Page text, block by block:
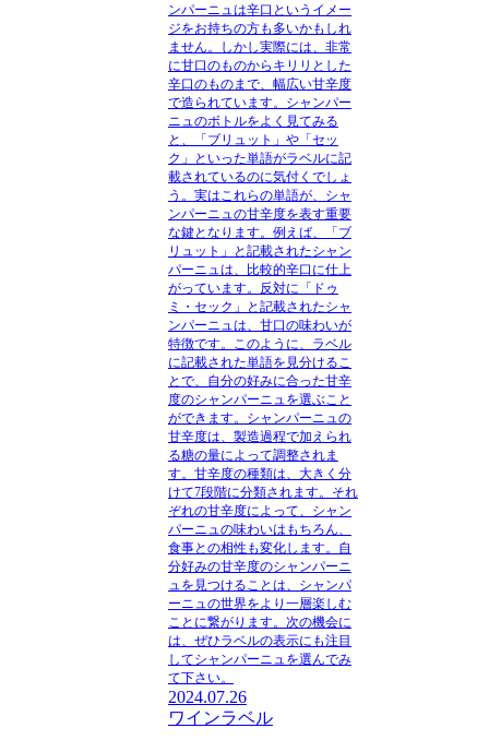
ンパーニュは辛口というイメー
ジをお持ちの方も多いかもしれ
ません。しかし実際には、非常
に甘口のものからキリリとした
辛口のものまで、幅広い甘辛度
で造られています。シャンパー
ニュのボトルをよく見てみる
と、「ブリュット」や「セッ
ク」といった単語がラベルに記
載されているのに気付くでしょ
う。実はこれらの単語が、シャ
ンパーニュの甘辛度を表す重要
な鍵となります。例えば、「ブ
リュット」と記載されたシャン
パーニュは、比較的辛口に仕上
がっています。反対に「ドゥ
ミ・セック」と記載されたシャ
ンパーニュは、甘口の味わいが
特徴です。このように、ラベル
に記載された単語を見分けるこ
とで、自分の好みに合った甘辛
度のシャンパーニュを選ぶこと
ができます。シャンパーニュの
甘辛度は、製造過程で加えられ
る糖の量によって調整されま
す。甘辛度の種類は、大きく分
けて7段階に分類されます。それ
ぞれの甘辛度によって、シャン
パーニュの味わいはもちろん、
食事との相性も変化します。自
分好みの甘辛度のシャンパーニ
ュを見つけることは、シャンパ
ーニュの世界をより一層楽しむ
ことに繋がります。次の機会に
は、ぜひラベルの表示にも注目
してシャンパーニュを選んでみ
て下さい。
2024.07.26
ワインラベル